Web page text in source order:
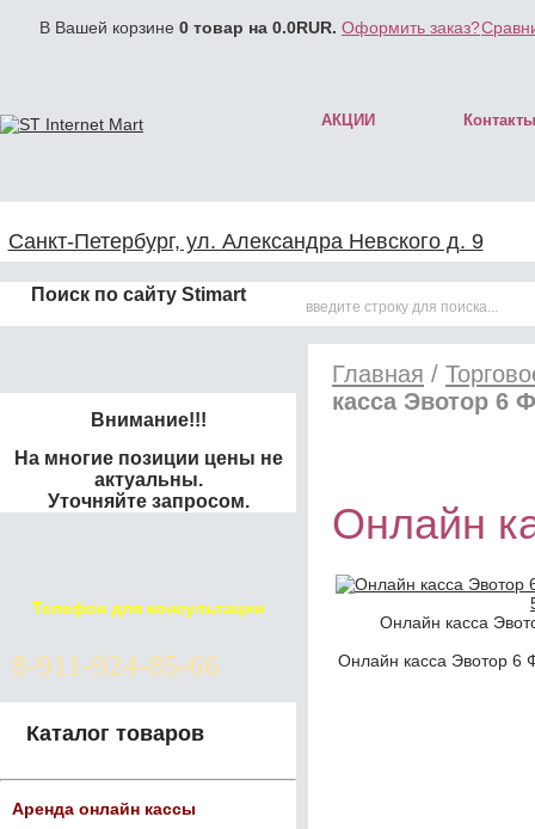
В Вашей корзине 0 товар на 0.0RUR. Оформить заказ?
АКЦИИ Контакты
Санкт-Петербург, ул. Александра Невского д. 9
Поиск по сайту Stimart
Внимание!!!
На многие позиции цены не
актуальны.
Уточняйте запросом.
Телефон для консультации
8-911-924-85-66
Каталог товаров
Аренда онлайн кассы
Главная /
касса Эвотор 6
Онлайн
Онлайн касса
Онлайн касса Эвотор